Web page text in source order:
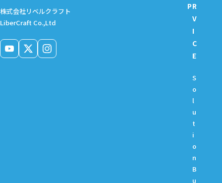
株式会社リベルクラフト
LiberCraft Co.,Ltd
PR
V
I
C
E
S
o
l
u
t
i
o
n
B
u